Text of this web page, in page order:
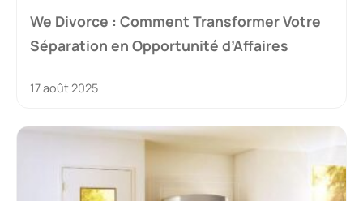
We Divorce : Comment Transformer Votre
Séparation en Opportunité d’Affaires
17 août 2025